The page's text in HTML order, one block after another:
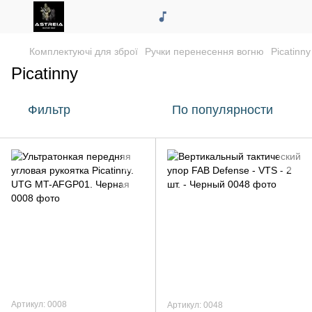
Комплектуючі для зброї Ручки перенесення вогню Picatinny
Picatinny
Фильтр По популярности
Артикул: 0008 Артикул: 0048